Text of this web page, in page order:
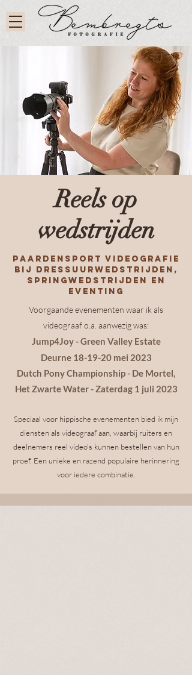
Reels op
wedstrijden
Paardensport Videografie
bij dressuurwedstrijden,
springwedstrijden en
eventing
Voorgaande evenementen waar ik als
videograaf o.a. aanwezig was:
Jump4Joy - Green Valley Estate
Deurne 18-19-20 mei 2023
Dutch Pony Championship - De Mortel,
Het Zwarte Water - Zaterdag 1 juli 2023
Speciaal voor hippische evenementen bied ik mijn
diensten als videograaf aan, waarbij ruiters en
deelnemers reel video's kunnen bestellen van hun
proef. Een unieke en razend populaire herinnering
voor iedere combinatie.